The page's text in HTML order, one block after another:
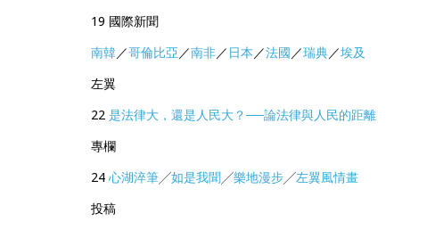
19 國際新聞
南韓／哥倫比亞／南非／ 日本／法國／瑞典／埃及
左翼
22 是法律大，還是人民大？──論法律與人民的距離
專欄
24 心湖淬筆╱如是我聞╱樂地漫步╱左翼風情畫
投稿